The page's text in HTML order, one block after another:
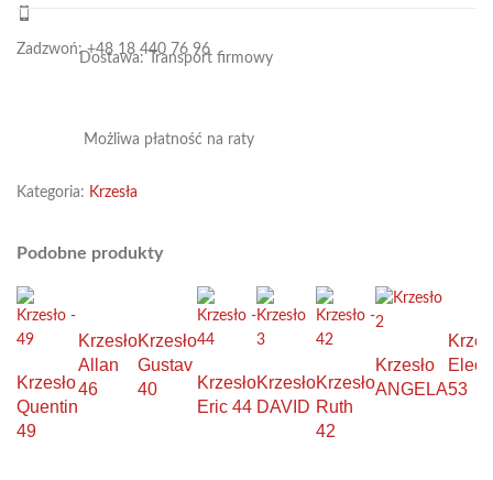
Zadzwoń: +48 18 440 76 96
Dostawa: Transport firmowy
Możliwa płatność na raty
Kategoria: Krzesła
Podobne produkty
Krzesło
Quentin
49
Krzesło
Allan
46
Krzesło
Gustav
40
Krzesło
Eric 44
Krzesło
DAVID
Krzesło
Ruth
42
Krzesło
ANGELA53